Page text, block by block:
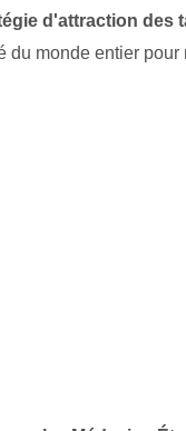
d'attraction des
du monde entier